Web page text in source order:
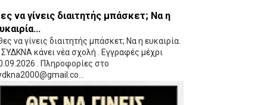
(VIDEO)
να γίνεις διαιτητής μπάσκετ; Να η
να γίνεις διαιτητής μπάσκετ; Να η ευκαιρία.
κάνει νέα σχολή . Εγγραφές μέχρι
. Πληροφορίες στο